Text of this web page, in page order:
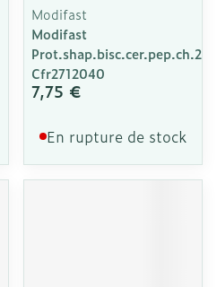
Modifast
Modifast
Cfr2712040
7,75 €
En rupture de stock